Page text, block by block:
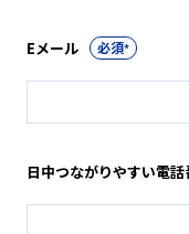
Eメール *
日中つながりやすい電話